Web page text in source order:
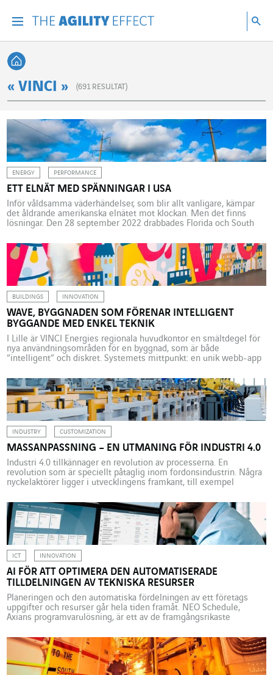
Sök
Tillbaka till startsidan
« VINCI » (691 RESULTAT)
ENERGY PERFORMANCE
ETT ELNÄT MED SPÄNNINGAR I USA
Inför våldsamma väderhändelser, som blir allt vanligare, kämpar
det åldrande amerikanska elnätet mot klockan. Men det finns
lösningar. Den 28 september 2022 drabbades Florida och South
historia. Denna kategori 4-storm orsakade mer än 60 människors
död och gjorde 2,7 miljoner människor strömlösa. […]
BUILDINGS INNOVATION
WAVE, BYGGNADEN SOM FÖRENAR INTELLIGENT
BYGGANDE MED ENKEL TEKNIK
I Lille är VINCI Energies regionala huvudkontor en smältdegel för
nya användningsområden för en byggnad, som är både
”intelligent” och diskret. Systemets mittpunkt: en unik webb-app
byggnadernas lokaler. Det intelligenta byggandet presenteras
oftast som en av de viktigaste markörerna för omvandling av
arbetsmetoder, men har ännu […]
INDUSTRY CUSTOMIZATION
MASSANPASSNING – EN UTMANING FÖR INDUSTRI 4.0
Industri 4.0 tillkännager en revolution av processerna. En
revolution som är speciellt påtaglig inom fordonsindustrin. Några
nyckelaktörer ligger i utvecklingens framkant, till exempel
arbetar för. Uppgiften är att kombinera anpassning och smidighet.
Modellen för massproduktion utifrån principen om ”en produkt,
en fabrik, ett land” är förlegad. Idag […]
ICT INNOVATION
AI FÖR ATT OPTIMERA DEN AUTOMATISERADE
TILLDELNINGEN AV TEKNISKA RESURSER
Planeringen och den automatiska fördelningen av ett företags
uppgifter och resurser går hela tiden framåt. NEO Schedule,
Axians programvarulösning, är ett av de framgångsrikaste
företagen kan planeringen av uppgifter och resurser snabbt bli en
huvudvärk. I vilket fall som helst är det ofta ett ständigt […]